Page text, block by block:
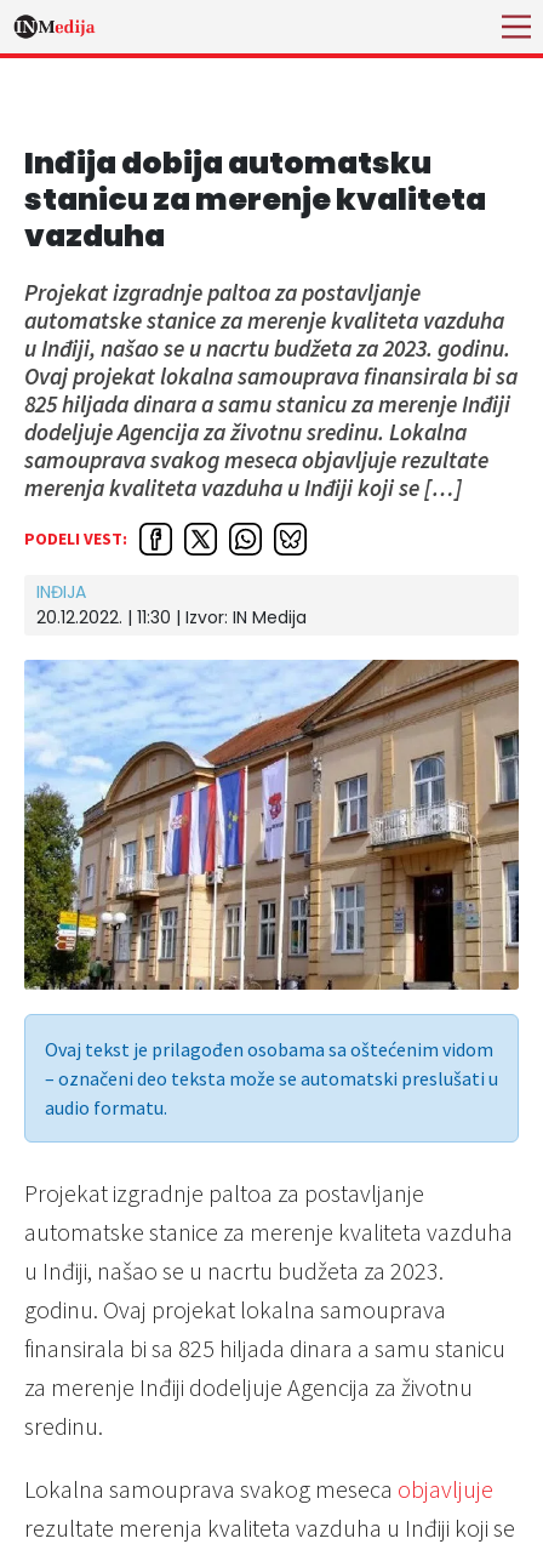
Inđija dobija automatsku
stanicu za merenje kvaliteta
vazduha
Projekat izgradnje paltoa za postavljanje
automatske stanice za merenje kvaliteta vazduha
u Inđiji, našao se u nacrtu budžeta za 2023. godinu.
Ovaj projekat lokalna samouprava finansirala bi sa
825 hiljada dinara a samu stanicu za merenje Inđiji
dodeljuje Agencija za životnu sredinu. Lokalna
samouprava svakog meseca objavljuje rezultate
merenja kvaliteta vazduha u Inđiji koji se […]
PODELI VEST:
INĐIJA
20.12.2022. | 11:30 | Izvor: IN Medija
Ovaj tekst je prilagođen osobama sa oštećenim vidom
– označeni deo teksta može se automatski preslušati u
audio formatu.
Projekat izgradnje paltoa za postavljanje
automatske stanice za merenje kvaliteta vazduha
u Inđiji, našao se u nacrtu budžeta za 2023.
godinu. Ovaj projekat lokalna samouprava
finansirala bi sa 825 hiljada dinara a samu stanicu
za merenje Inđiji dodeljuje Agencija za životnu
sredinu.
Lokalna samouprava svakog meseca objavljuje
rezultate merenja kvaliteta vazduha u Inđiji koji se